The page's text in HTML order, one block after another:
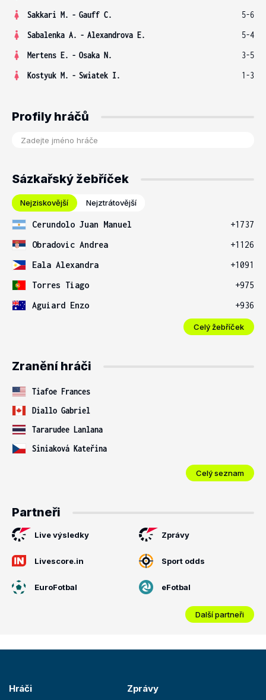
Sakkari M. - Gauff C.
5-6
Sabalenka A. - Alexandrova E.
5-4
Mertens E. - Osaka N.
3-5
Kostyuk M. - Swiatek I. 1-3
Profily hráčů
Sázkařský žebříček
Nejziskovější Nejztrátovější
Cerundolo Juan Manuel
+1737
Obradovic Andrea
+1126
Eala Alexandra
+1091
Torres Tiago
+975
Aguiard Enzo
+936
Celý žebříček
Zranění hráči
Tiafoe Frances
Diallo Gabriel
Tararudee Lanlana
Siniaková Kateřina
Celý seznam
Partneři
Live výsledky Zprávy
Livescore.in Sport odds
EuroFotbal eFotbal
Další partneři
Hráči Zprávy